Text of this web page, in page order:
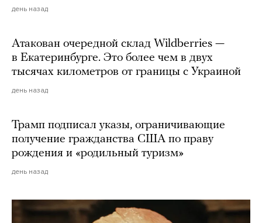
день назад
Атакован очередной склад Wildberries —
в Екатеринбурге. Это более чем в двух
тысячах километров от границы с Украиной
день назад
Трамп подписал указы, ограничивающие
получение гражданства США по праву
рождения и «родильный туризм»
день назад